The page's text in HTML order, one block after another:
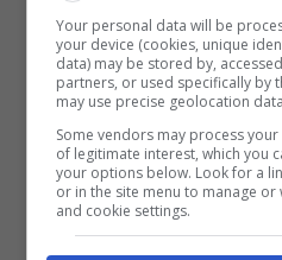
2022
Your personal data will be
your device (cookies, unique
data) may be stored by,
partners, or used specifically by
may use precise geolocation
Some vendors may process
of legitimate interest, which you
your options below. Look for a
or in the site menu to manage
and cookie settings.